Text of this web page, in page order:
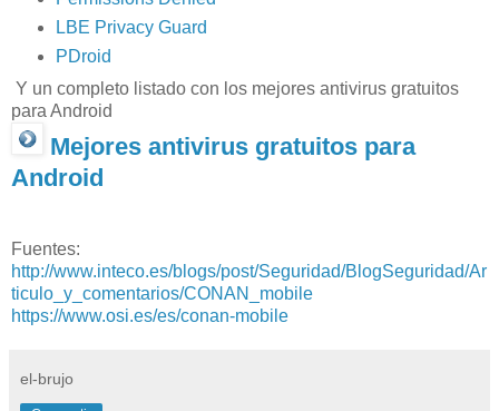
LBE Privacy Guard
PDroid
Y un completo listado con los mejores antivirus gratuitos
para Android
Mejores antivirus gratuitos para
Android
Fuentes:
http://www.inteco.es/blogs/post/Seguridad/BlogSeguridad/Ar
ticulo_y_comentarios/CONAN_mobile
https://www.osi.es/es/conan-mobile
el-brujo